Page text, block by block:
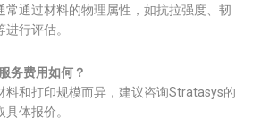
常通过材料的物理属性，如抗拉强度、韧
行评估。
务费用如何？
料和打印规模而异，建议咨询Stratasys的
体报价。